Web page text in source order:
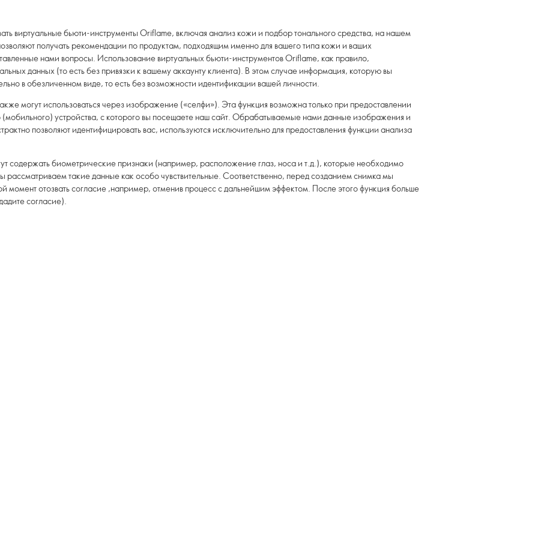
виртуальные бьюти-инструменты Oriflame, включая анализ кожи и подбор тонального средства, на нашем
получать рекомендации по продуктам, подходящим именно для вашего типа кожи и ваших
нами вопросы. Использование виртуальных бьюти-инструментов Oriflame, как правило,
данных (то есть без привязки к вашему аккаунту клиента). В этом случае информация, которую вы
в обезличенном виде, то есть без возможности идентификации вашей личности.
могут использоваться через изображение («селфи»). Эта функция возможна только при предоставлении
устройства, с которого вы посещаете наш сайт. Обрабатываемые нами данные изображения и
позволяют идентифицировать вас, используются исключительно для предоставления функции анализа
содержать биометрические признаки (например, расположение глаз, носа и т.д.), которые необходимо
рассматриваем такие данные как особо чувствительные. Соответственно, перед созданием снимка мы
отозвать согласие ,например, отменив процесс с дальнейшим эффектом. После этого функция больше
согласие).